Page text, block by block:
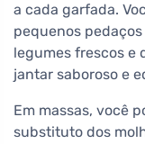
a cada garfada.
pequenos
legumes frescos e
jantar saboroso e
Em massas, você
substituto dos